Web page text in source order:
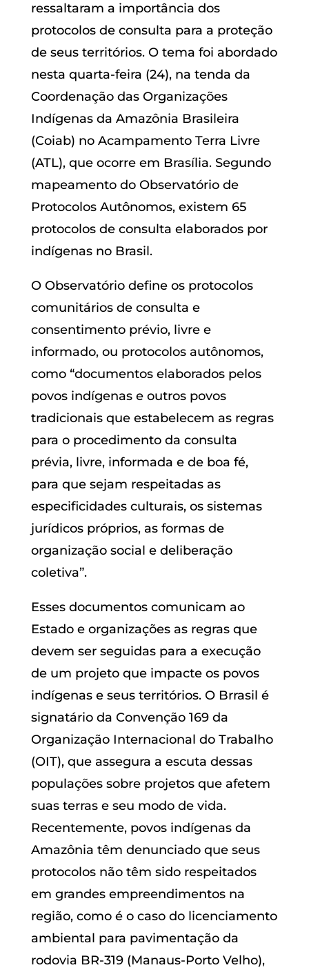
ressaltaram a importância dos
protocolos de consulta para a proteção
de seus territórios. O tema foi abordado
nesta quarta-feira (24), na tenda da
Coordenação das Organizações
Indígenas da Amazônia Brasileira
(Coiab) no Acampamento Terra Livre
(ATL), que ocorre em Brasília. Segundo
mapeamento do Observatório de
Protocolos Autônomos, existem 65
protocolos de consulta elaborados por
indígenas no Brasil.
O Observatório define os protocolos
comunitários de consulta e
consentimento prévio, livre e
informado, ou protocolos autônomos,
como “documentos elaborados pelos
povos indígenas e outros povos
tradicionais que estabelecem as regras
para o procedimento da consulta
prévia, livre, informada e de boa fé,
para que sejam respeitadas as
especificidades culturais, os sistemas
jurídicos próprios, as formas de
organização social e deliberação
coletiva”.
Esses documentos comunicam ao
Estado e organizações as regras que
devem ser seguidas para a execução
de um projeto que impacte os povos
indígenas e seus territórios. O Brrasil é
signatário da Convenção 169 da
Organização Internacional do Trabalho
(OIT), que assegura a escuta dessas
populações sobre projetos que afetem
suas terras e seu modo de vida.
Recentemente, povos indígenas da
Amazônia têm denunciado que seus
protocolos não têm sido respeitados
em grandes empreendimentos na
região, como é o caso do licenciamento
ambiental para pavimentação da
rodovia BR-319 (Manaus-Porto Velho),